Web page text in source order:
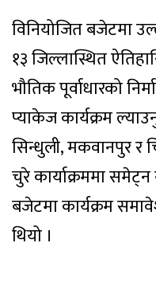
विनियोजित बजेटमा
१३ जिल्लास्थित
भौतिक पूर्वाधारको
प्याकेज कार्यक्रम
सिन्धुली, मकवानपुर र
चुरे कार्याक्रममा
बजेटमा कार्यक्रम
थियो ।